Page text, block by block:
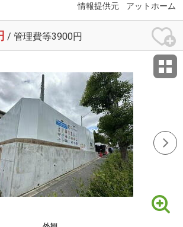
情報提供元 アットホーム
/ 管理費等3900円